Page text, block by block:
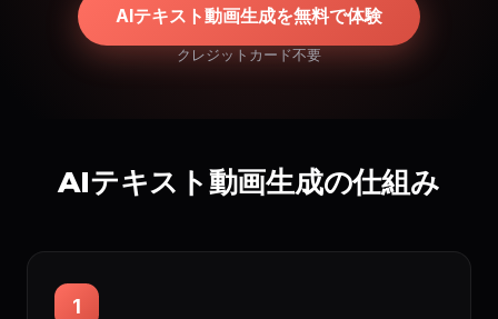
AIテキスト動画生成を無料で体験
クレジットカード不要
AIテキスト動画生成の仕組み
1